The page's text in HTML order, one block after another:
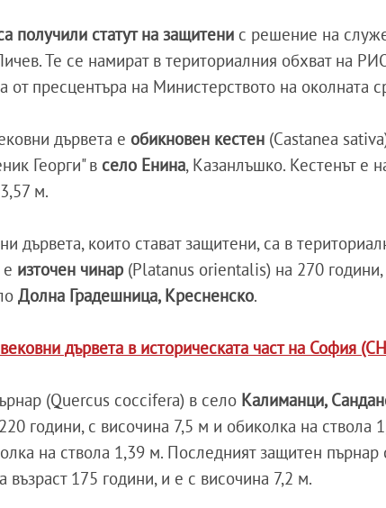
получили статут на защитени с решение на
Те се намират в териториалния обхват на
от пресцентъра на Министерството на
дървета е обикновен кестен (Castanea
Георги" в село Енина, Казанлъшко. Кестенът е
м.
дървета, които стават защитени, са в
източен чинар (Platanus orientalis) на 270
Долна Градешница, Кресненско.
дървета в историческата част на София
(Quercus coccifera) в село Калиманци,
години, с височина 7,5 м и обиколка на ствола
на ствола 1,39 м. Последният защитен пърнар
възраст 175 години, и е с височина 7,2 м.